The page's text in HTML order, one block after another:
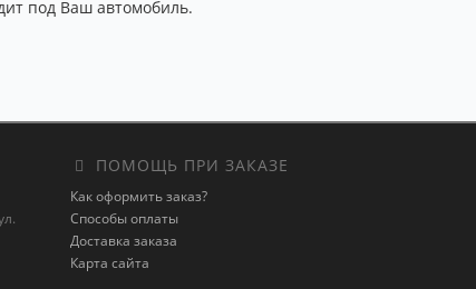
под Ваш автомобиль.
ПОМОЩЬ ПРИ ЗАКАЗЕ
Как оформить заказ?
Способы оплаты
Доставка заказа
Карта сайта